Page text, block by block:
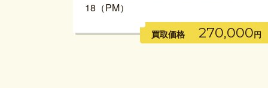
18（PM）
買取価格 270,000円